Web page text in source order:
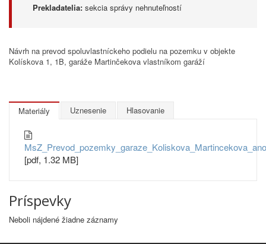
Prekladatelia: sekcia správy nehnuteľností
Návrh na prevod spoluvlastníckeho podielu na pozemku v objekte
Kolískova 1, 1B, garáže Martinčekova vlastníkom garáží
Materiály Uznesenie Hlasovanie
[pdf, 1.32 MB]
Príspevky
Neboli nájdené žiadne záznamy